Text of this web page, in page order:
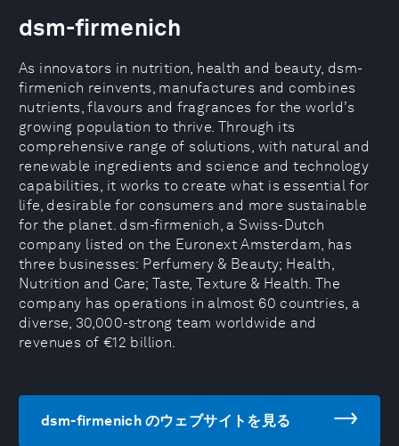
dsm-firmenich
As innovators in nutrition, health and beauty, dsm-
firmenich reinvents, manufactures and combines
nutrients, flavours and fragrances for the world’s
growing population to thrive. Through its
comprehensive range of solutions, with natural and
renewable ingredients and science and technology
capabilities, it works to create what is essential for
life, desirable for consumers and more sustainable
for the planet. dsm-firmenich, a Swiss-Dutch
company listed on the Euronext Amsterdam, has
three businesses: Perfumery & Beauty; Health,
Nutrition and Care; Taste, Texture & Health. The
company has operations in almost 60 countries, a
diverse, 30,000-strong team worldwide and
revenues of €12 billion.
dsm-firmenich のウェブサイトを見る